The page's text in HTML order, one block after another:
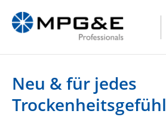
Neu & für jedes
Trockenheitsgefühl